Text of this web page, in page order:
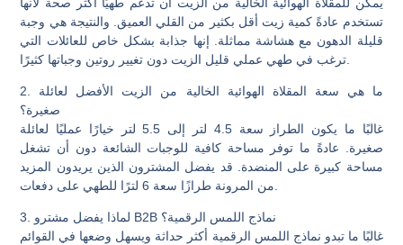
تستخدم عادةً كمية زيت أقل بكثير من القلي العميق. والنتيجة هي وجبة
قليلة الدهون مع هشاشة مماثلة. إنها جذابة بشكل خاص للعائلات التي
2. ما هي سعة المقلاة الهوائية الخالية من الزيت الأفضل لعائلة
غالبًا ما يكون الطراز سعة 4.5 لتر إلى 5.5 لتر خيارًا عمليًا لعائلة
صغيرة. عادةً ما توفر مساحة كافية للوجبات الشائعة دون أن تشغل
مساحة كبيرة على المنضدة. قد يفضل المشترون الذين يريدون المزيد
غالبًا ما تبدو نماذج اللمس الرقمية أكثر حداثة ويسهل وضعها في القوائم